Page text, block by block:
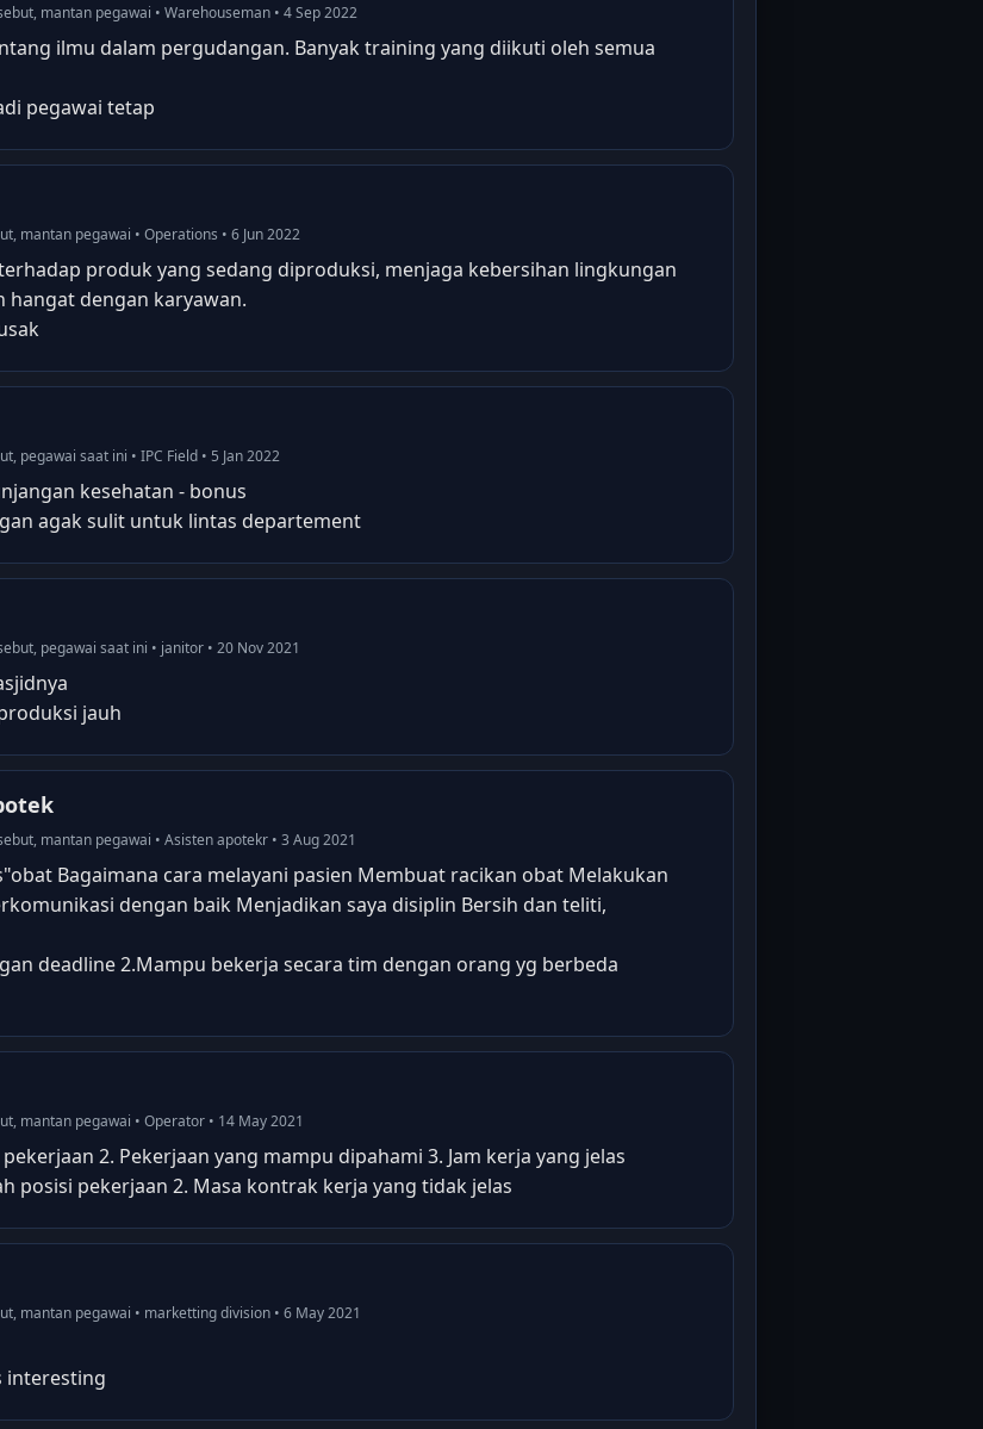
mantan pegawai • Warehouseman • 4 Sep 2022
ilmu dalam pergudangan. Banyak training yang diikuti oleh semua
pegawai tetap
mantan pegawai • Operations • 6 Jun 2022
produk yang sedang diproduksi, menjaga kebersihan lingkungan
dengan karyawan.
pegawai saat ini • IPC Field • 5 Jan 2022
kesehatan - bonus
agak sulit untuk lintas departement
pegawai saat ini • janitor • 20 Nov 2021
jauh
mantan pegawai • Asisten apotekr • 3 Aug 2021
Bagaimana cara melayani pasien Membuat racikan obat Melakukan
dengan baik Menjadikan saya disiplin Bersih dan teliti,
deadline 2.Mampu bekerja secara tim dengan orang yg berbeda
mantan pegawai • Operator • 14 May 2021
2. Pekerjaan yang mampu dipahami 3. Jam kerja yang jelas
posisi pekerjaan 2. Masa kontrak kerja yang tidak jelas
mantan pegawai • marketting division • 6 May 2021
interesting